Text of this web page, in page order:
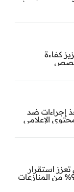
كفاءة
إجراءات ضد
الإعلامي
تعزز استقرار
سوق العمل بمعالجة 98.6% من المنازعات